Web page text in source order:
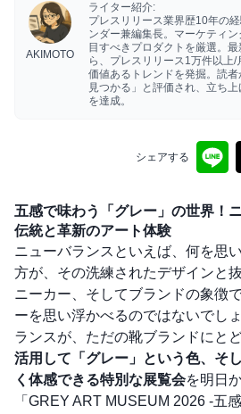
AKIMOTO
ライター紹介:
プレスリリース業界歴10年の
ンダー兼編集長。マーケティ
目すべきプロダクトを厳選。
ら、プレスリリース1万件以上
価値あるトレンドを発掘。読
見つかる」と評価され、立ち
を達成。
シェアする
五感で味わう「グレー」の世界！
伝統と革新のアート体験
ニューバランスといえば、何を思
方が、その洗練されたデザインと
ニーカー、そしてブランドの象徴
ーを思い浮かべるのではないでし
ランスが、ただの靴ブランドにと
活用して「グレー」という色、そ
く体感できる特別な展覧会を明日
「GREY ART MUSEUM 2026 -五